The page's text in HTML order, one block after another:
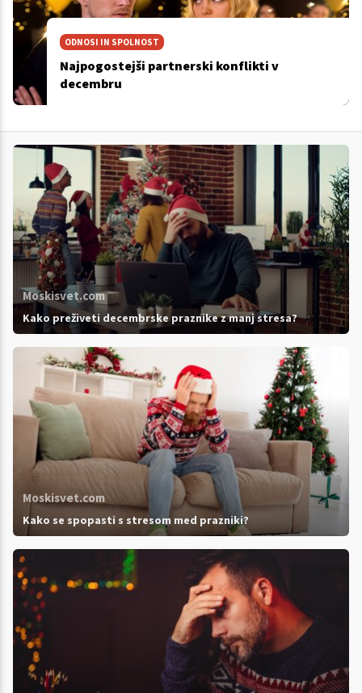
ODNOSI IN SPOLNOST
Najpogostejši partnerski konflikti v
decembru
Moskisvet.com
Kako preživeti decembrske praznike z manj stresa?
Moskisvet.com
Kako se spopasti s stresom med prazniki?